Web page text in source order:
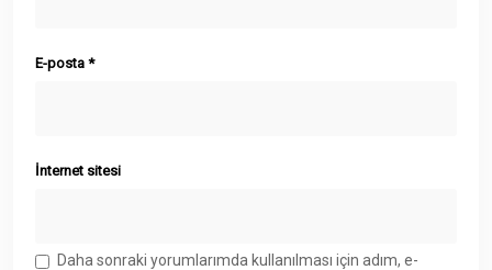
E-posta *
İnternet sitesi
Daha sonraki yorumlarımda kullanılması için adım, e-